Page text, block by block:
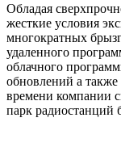
Обладая
жесткие условия
многократных
удаленного
облачного
обновлений а
времени компании
парк радиостанций